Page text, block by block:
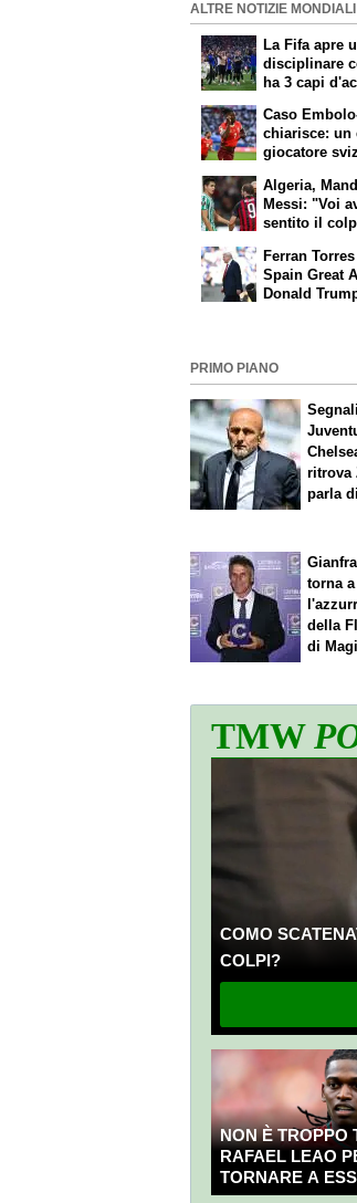
ALTRE NOTIZIE
La Fifa apre
disciplinare
ha 3 capi
Caso
chiarisce: un
giocatore
Algeria,
Messi: "Voi
sentito il
Ferran
Spain Great
Donald
PRIMO PIANO
ritrova
parla
torna
della
di
TMW
COMO
COLPI?
NON È TROPPO
RAFAEL LEAO
TORNARE A
CAMPIONE